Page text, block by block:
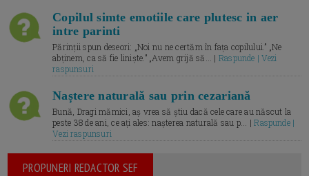
Copilul simte emotiile care plutesc in aer
intre parinti
Părinții spun deseori: „Noi nu ne certăm în fața copilului.” „Ne
abținem, ca să fie liniște.” „Avem grijă să... | Raspunde | Vezi
raspunsuri
Naștere naturală sau prin cezariană
Bună, Dragi mămici, aș vrea să știu dacă cele care au născut la
peste 38 de ani, ce ați ales: nașterea naturală sau p... |Raspunde |
Vezi raspunsuri
PROPUNERI REDACTOR SEF